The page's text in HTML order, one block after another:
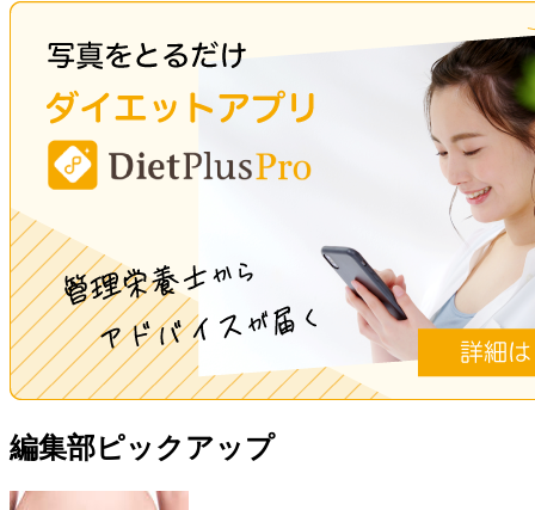
編集部ピックアップ